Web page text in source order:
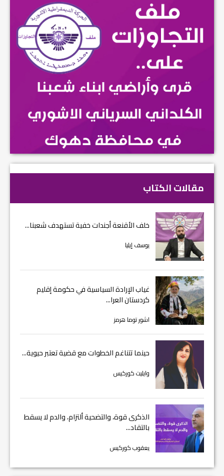
مقالات الكتاب
خلف الأقنعة أجندات خفية تستهدف شعبنا...
يوسف إيليا
غياب الإرادة السياسية في حكومة إقليم
كردستان العرا...
اشور توما هرمز
حينما تتناغم الخطوات مع قضية تعتبر حيوية...
وايليت كوركيس
الذكرى قوة، والتضحية ألتزام، والدم لا يسقط
بالتقاد...
يعقوب كوركيس